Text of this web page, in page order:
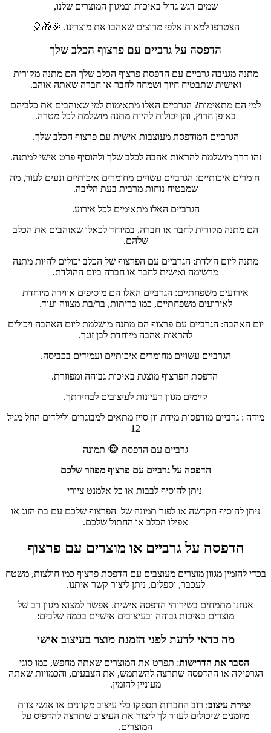
שמים דגש גדול באיכות ובמגוון המוצרים שלנו,
הצטרפו למאות אלפי מרוצים שאהבו את מוצרינו. 🎉🎁🎈
הדפסה על גרביים עם פרצוף הכלב שלך
מתנה מגניבה גרביים עם הדפסת פרצוף הכלב שלך הם מתנה מקורית
ואישית שתבטיח חיוך ושמחה לחבר או חברה שאתה אוהב.
למי הם מתאימות? הגרביים האלו מתאימות למי שאוהבים את כלביהם
באופן חרוץ, והן יכולות להיות מתנה מושלמת לכל מטרה.
הגרביים המודפסת מעוצבות אישית עם פרצוף הכלב שלך.
זהו דרך מושלמת להראות אהבה לכלב שלך ולהוסיף פרט אישי למתנה.
חומרים איכותיים: הגרביים עשויים מחומרים איכותיים ונעים לעור, מה
שמבטיח נוחות מרבית בעת הליבה.
הגרביים האלו מתאימים לכל אירוע.
הם מתנה מקורית לחבר או חברה, במיוחד לכאלו שאוהבים את הכלב
שלהם.
מתנה ליום הולדת: הגרביים עם הפרצוף של הכלב יכולים להיות מתנה
מרשימה ואישית לחבר או חברה ביום ההולדת.
אירועים משפחתיים: הגרביים האלו הם מוסיפים אווירה מיוחדת
לאירועים משפחתיים, כמו בריתות, בר/בת מצווה ועוד.
יום האהבה: הגרביים עם פרצוף הם מתנה מושלמת ליום האהבה ויכולים
להראות אהבה מיוחדת לבן זוגך.
הגרביים עשויים מחומרים איכותיים ועמידים בכביסה.
הדפסת הפרצוף מוצגת באיכות גבוהה ומפוזרת.
קיימים מגוון רעיונות לעיצובים לבחירתך.
מידה : גרביים מודפסות מידת וון סייז מתאים למבוגרים ולילדים החל מגיל
12
גרביים עם הדפסת 🐵 תמונה
הדפסה על גרביים עם פרצוף מפוזר שלכם
ניתן להוסיף לבבות או כל אלמנט ציורי
ניתן להוסיף הקדשה או לפזר תמונה של הפרצוף שלכם עם בת הזוג או
אפילו הכלב או החתול שלכם.
הדפסה על גרביים או מוצרים עם פרצוף
בכדי להזמין מגוון מוצרים מעוצבים עם הדפסת פרצוף כמו חולצות, משטח
לעכבר, וספלים, ניתן ליצור קשר איתנו.
אנחנו מתמחים בשירותי הדפסה אישית. אפשר למצוא מגוון רב של
מוצרים באיכות גבוהה ובעיצובים אישיים בכמה שלבים:
מה כדאי לדעת לפני הזמנת מוצר בעיצוב אישי
הסבר את הדרישות: תפרט את המוצרים שאתה מחפש, כמו סוגי
הגרפיקה או ההדפסה שתרצה להשתמש, את הצבעים, והכמויות שאתה
מעוניין להזמין.
יצירת עיצוב: רוב החברות תספקו כלי עיצוב מקוונים או אנשי צוות
מיומנים שיכולים לעזור לך ליצור את העיצוב שתרצה להדפיס על
המוצרים.